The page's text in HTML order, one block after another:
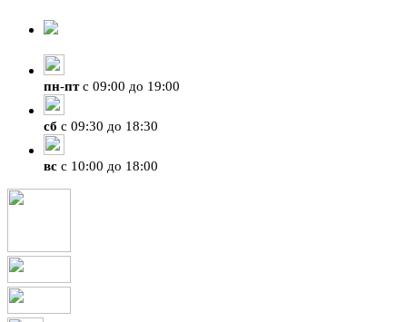
пн-птс 09:00 до 19:00
сб с 09:30 до 18:30
вс с 10:00 до 18:00